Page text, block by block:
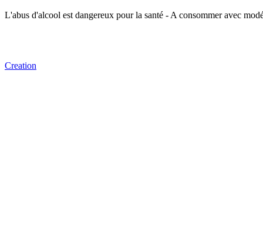
L'abus d'alcool est dangereux pour la santé - A consommer avec
Creation